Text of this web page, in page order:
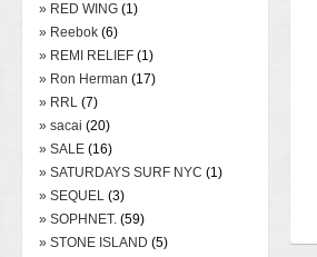
» RED WING (1)
» Reebok (6)
» REMI RELIEF (1)
» Ron Herman (17)
» RRL (7)
» sacai (20)
» SALE (16)
» SATURDAYS SURF NYC (1)
» SEQUEL (3)
» SOPHNET. (59)
» STONE ISLAND (5)